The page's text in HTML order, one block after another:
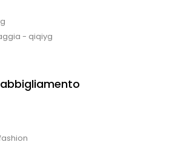
- qiqiyg